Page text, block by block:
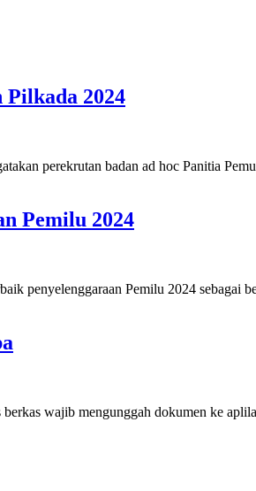
2024
perekrutan badan ad hoc Panitia
Pemilu 2024
penyelenggaraan Pemilu 2024 sebagai
wajib mengunggah dokumen ke